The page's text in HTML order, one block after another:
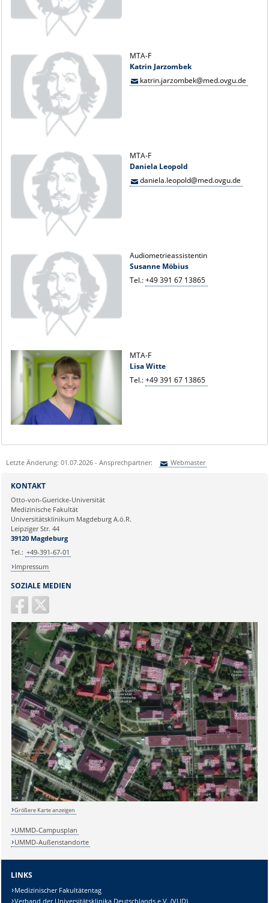
MTA-F
Katrin Jarzombek
katrin.jarzombek@med.ovgu.de
MTA-F
Daniela Leopold
daniela.leopold@med.ovgu.de
Audiometrieassistentin
Susanne Möbius
Tel.:+49 391 67 13865
MTA-F
Lisa Witte
Tel.:+49 391 67 13865
Letzte Änderung: 01.07.2026 - Ansprechpartner: Webmaster
Ihre E-Mailadresse:
Ihr Anliegen:
SOZIALE MEDIEN
KONTAKT
Otto-von-Guericke-Universität
Medizinische Fakultät
Universitätsklinikum Magdeburg A.ö.R.
Leipziger Str. 44
39120 Magdeburg
Tel.: +49-391-67-01
Impressum
Größere Karte anzeigen
UMMD-Campusplan
UMMD-Außenstandorte
LINKS
Medizinischer Fakultätentag
Verband der Universitätsklinika Deutschlands e.V. (VUD)